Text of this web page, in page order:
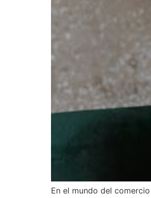
En el mundo del